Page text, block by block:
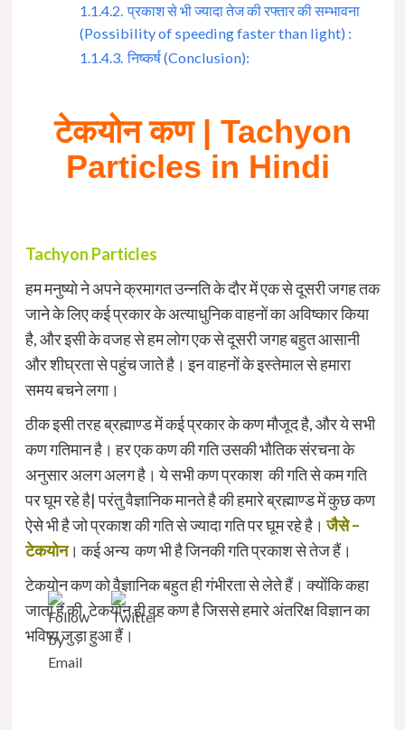
1.1.4.2. प्रकाश से भी ज्यादा तेज की रफ्तार की सम्भावना
(Possibility of speeding faster than light) :
1.1.4.3. निष्कर्ष (Conclusion):
टेकयोन कण | Tachyon
Particles in Hindi
Tachyon Particles
हम मनुष्यो ने अपने क्रमागत उन्नति के दौर में एक से दूसरी जगह तक
जाने के लिए कई प्रकार के अत्याधुनिक वाहनों का अविष्कार किया
है, और इसी के वजह से हम लोग एक से दूसरी जगह बहुत आसानी
और शीघ्रता से पहुंच जाते है। इन वाहनों के इस्तेमाल से हमारा
समय बचने लगा।
ठीक इसी तरह ब्रह्माण्ड में कई प्रकार के कण मौजूद है, और ये सभी
कण गतिमान है। हर एक कण की गति उसकी भौतिक संरचना के
अनुसार अलग अलग है। ये सभी कण प्रकाश की गति से कम गति
पर घूम रहे है| परंतु वैज्ञानिक मानते है की हमारे ब्रह्माण्ड में कुछ कण
ऐसे भी है जो प्रकाश की गति से ज्यादा गति पर घूम रहे है। जैसे –
टेकयोन। कई अन्य कण भी है जिनकी गति प्रकाश से तेज हैं।
टेकयोन कण को वैज्ञानिक बहुत ही गंभीरता से लेते हैं। क्योंकि कहा
जाता हैं की, टेकयोन ही वह कण है जिससे हमारे अंतरिक्ष विज्ञान का
भविष्य जुड़ा हुआ हैं।